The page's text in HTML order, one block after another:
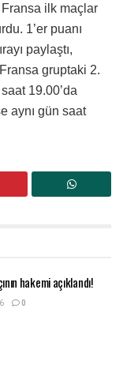
ilk maçlar
1’er puanı
paylaştı,
gruptaki 2.
19.00’da
aynı gün saat
hakemi açıklandı!
0